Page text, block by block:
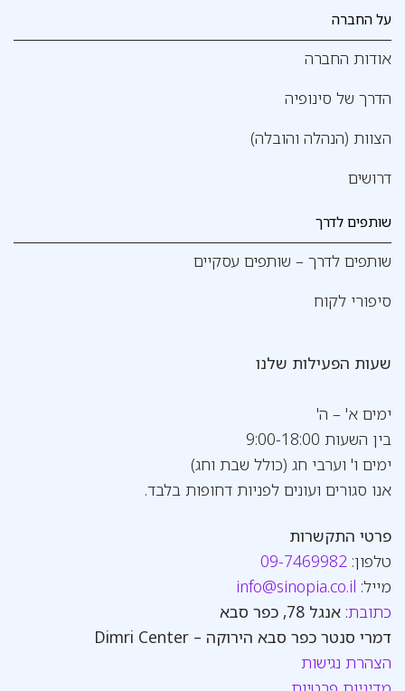
על החברה
אודות החברה
הדרך של סינופיה
הצוות (הנהלה והובלה)
דרושים
שותפים לדרך
שותפים לדרך – שותפים עסקיים
סיפורי לקוח
שעות הפעילות שלנו
ימים א' – ה'
בין השעות 9:00-18:00
ימים ו' וערבי חג (כולל שבת וחג)
אנו סגורים ועונים לפניות דחופות בלבד.
פרטי התקשרות
טלפון: 09-7469982
מייל: info@sinopia.co.il
כתובת: אנגל 78, כפר סבא
דמרי סנטר כפר סבא הירוקה – Dimri Center
הצהרת נגישות